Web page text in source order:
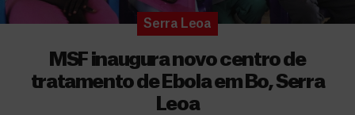
Serra Leoa
MSF inaugura novo centro de
tratamento de Ebola em Bo, Serra
Leoa